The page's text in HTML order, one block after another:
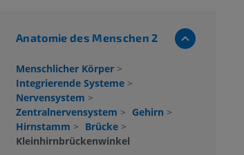
Anatomie des Menschen 2
Menschlicher Körper >
Integrierende Systeme >
Nervensystem >
Zentralnervensystem > Gehirn >
Hirnstamm > Brücke >
Kleinhirnbrückenwinkel